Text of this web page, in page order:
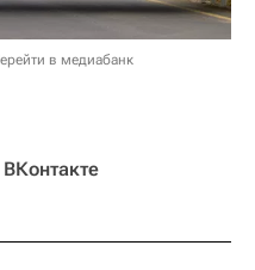
в медиабанк
ВКонтакте